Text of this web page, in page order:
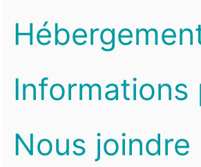
Informations
Nous joindre